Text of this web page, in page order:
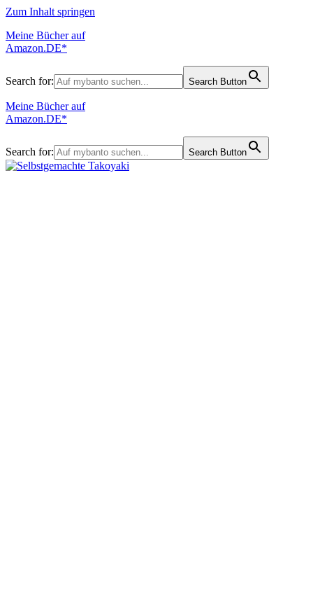
Zum Inhalt springen
Meine Bücher auf
Amazon.DE*
Search for: Search Button
Meine Bücher auf
Amazon.DE*
Search for: Search Button